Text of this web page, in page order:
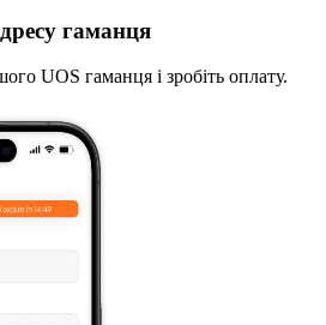
гаманця
UOS гаманця і зробіть оплату.